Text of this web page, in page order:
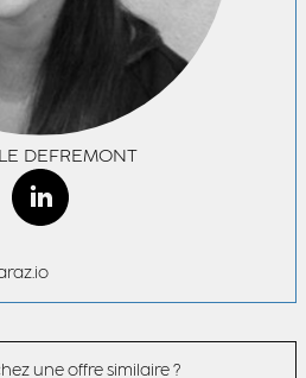
DEFREMONT
une offre similaire ?